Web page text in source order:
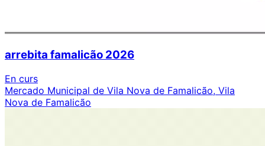
arrebita famalicão 2026
En curs
Mercado Municipal de Vila Nova de Famalicão, Vila
Nova de Famalicão